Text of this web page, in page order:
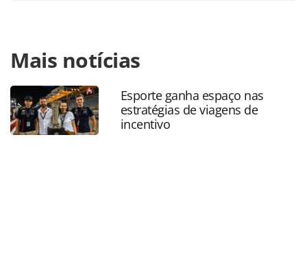
https://www.panrotas.com.br/noticia-
turismo/hotelaria/2017/12/caldas-novas-e-1a-a-regular-
hospedagem-em-residencias_152100.html ou as
ferramentas oferecidas na página. Todo o conteúdo
produzido pela PANROTAS Editora é protegido pela
legislação brasileira sobre direito autoral. Não reproduza o
Mais notícias
Esporte ganha espaço nas
estratégias de viagens de
incentivo